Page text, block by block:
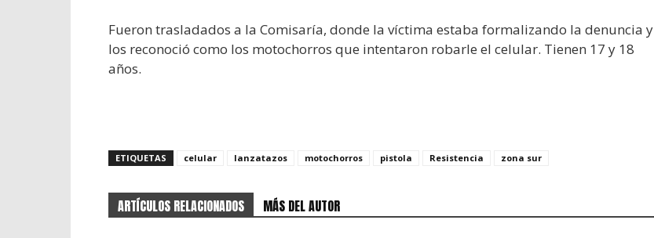
Fueron trasladados a la Comisaría, donde la víctima estaba formalizando la denuncia y
los reconoció como los motochorros que intentaron robarle el celular. Tienen 17 y 18
años.
ETIQUETAS celular lanzatazos motochorros pistola Resistencia zona sur
ARTÍCULOS RELACIONADOS MÁS DEL AUTOR